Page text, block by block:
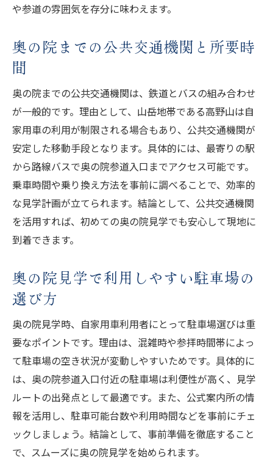
や参道の雰囲気を存分に味わえます。
奥の院までの公共交通機関と所要時
間
奥の院までの公共交通機関は、鉄道とバスの組み合わせ
が一般的です。理由として、山岳地帯である高野山は自
家用車の利用が制限される場合もあり、公共交通機関が
安定した移動手段となります。具体的には、最寄りの駅
から路線バスで奥の院参道入口までアクセス可能です。
乗車時間や乗り換え方法を事前に調べることで、効率的
な見学計画が立てられます。結論として、公共交通機関
を活用すれば、初めての奥の院見学でも安心して現地に
到着できます。
奥の院見学で利用しやすい駐車場の
選び方
奥の院見学時、自家用車利用者にとって駐車場選びは重
要なポイントです。理由は、混雑時や参拝時間帯によっ
て駐車場の空き状況が変動しやすいためです。具体的に
は、奥の院参道入口付近の駐車場は利便性が高く、見学
ルートの出発点として最適です。また、公式案内所の情
報を活用し、駐車可能台数や利用時間などを事前にチェ
ックしましょう。結論として、事前準備を徹底すること
で、スムーズに奥の院見学を始められます。